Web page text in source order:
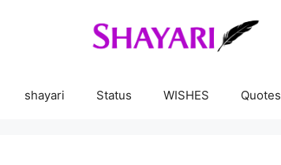
shayari Status WISHES Quotes